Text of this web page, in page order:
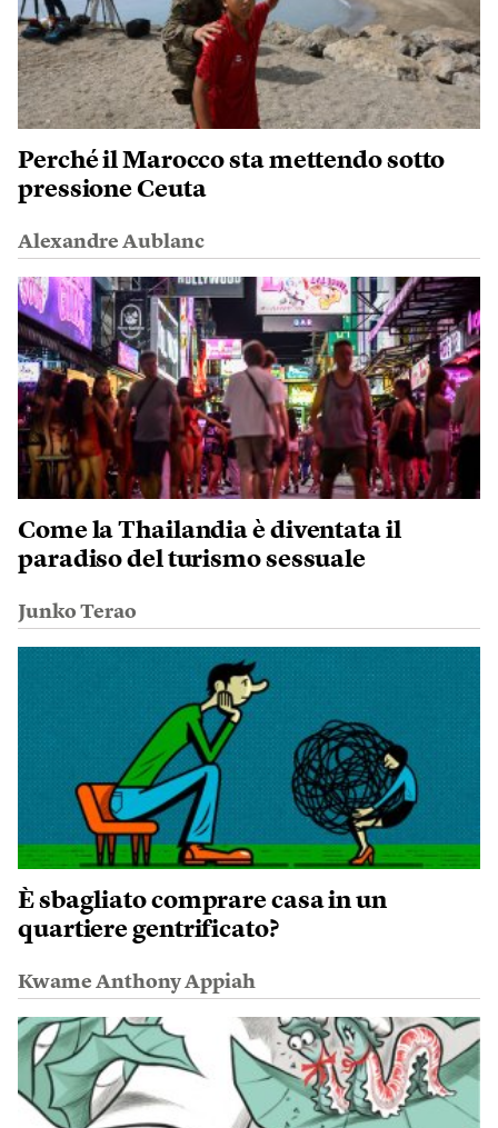
Perché il Marocco sta mettendo sotto
pressione Ceuta
Alexandre Aublanc
Come la Thailandia è diventata il
paradiso del turismo sessuale
Junko Terao
È sbagliato comprare casa in un
quartiere gentrificato?
Kwame Anthony Appiah